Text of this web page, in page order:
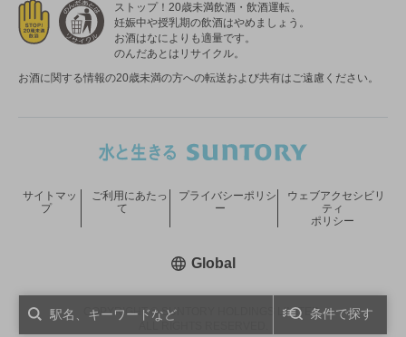
条件で探す
ストップ！20歳未満飲酒・飲酒運転。
妊娠中や授乳期の飲酒はやめましょう。
お酒はなによりも適量です。
のんだあとはリサイクル。
お酒に関する情報の20歳未満の方への転送および共有はご遠慮ください。
COPYRIGHT © SUNTORY HOLDINGS LIMITED.
サイトマッ
プ
ご利用にあたっ
て
プライバシーポリシ
ー
ウェブアクセシビリ
ティ
ポリシー
Global新しいウィンドウで開く